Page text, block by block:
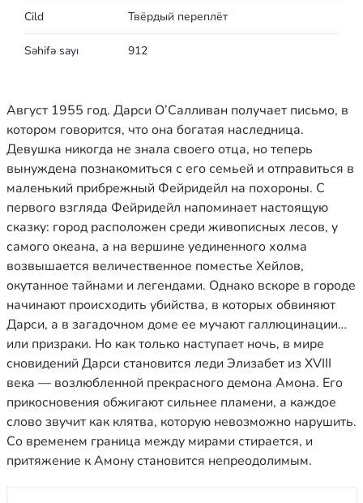
Cild Твёрдый переплёт
Səhifə sayı 912
Август 1955 год. Дарси О’Салливан получает письмо, в
котором говорится, что она богатая наследница.
Девушка никогда не знала своего отца, но теперь
вынуждена познакомиться с его семьей и отправиться в
маленький прибрежный Фейридейл на похороны. С
первого взгляда Фейридейл напоминает настоящую
сказку: город расположен среди живописных лесов, у
самого океана, а на вершине уединенного холма
возвышается величественное поместье Хейлов,
окутанное тайнами и легендами. Однако вскоре в городе
начинают происходить убийства, в которых обвиняют
Дарси, а в загадочном доме ее мучают галлюцинации…
или призраки. Но как только наступает ночь, в мире
сновидений Дарси становится леди Элизабет из XVIII
века — возлюбленной прекрасного демона Амона. Его
прикосновения обжигают сильнее пламени, а каждое
слово звучит как клятва, которую невозможно нарушить.
Со временем граница между мирами стирается, и
притяжение к Амону становится непреодолимым.